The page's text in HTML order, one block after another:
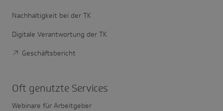
Nachhaltigkeit bei der TK
Digitale Verantwortung der TK
Geschäftsbericht
Oft genutzte Services
Webinare für Arbeitgeber